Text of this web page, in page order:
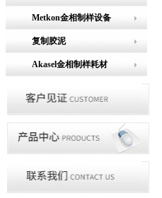
Metkon金相制样设备
复制胶泥
Akasel金相制样耗材